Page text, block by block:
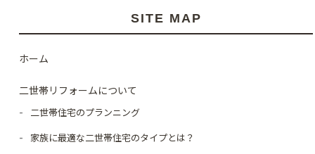
SITE MAP
ホーム
二世帯リフォームについて
二世帯住宅のプランニング
家族に最適な二世帯住宅のタイプとは？